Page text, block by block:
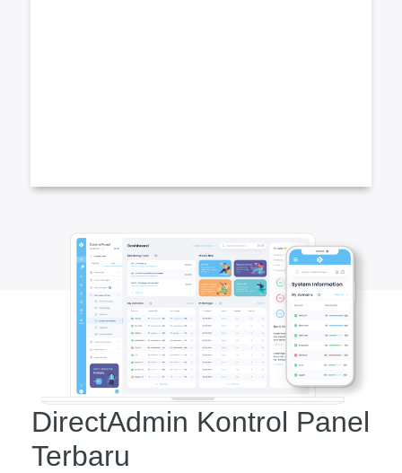
DirectAdmin Kontrol Panel
Terbaru